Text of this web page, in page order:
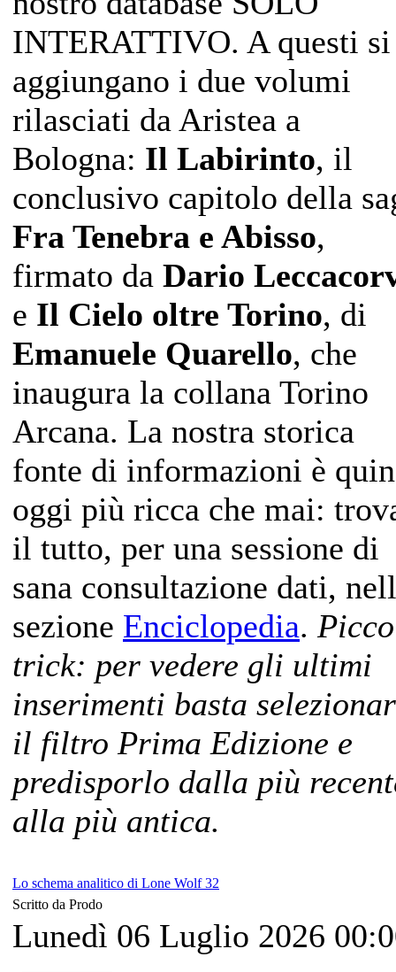
INTERATTIVO. A questi si
aggiungano i due volumi
rilasciati da Aristea a
Bologna: Il Labirinto, il
conclusivo capitolo della
Fra Tenebra e Abisso,
firmato da Dario
e Il Cielo oltre Torino, di
Emanuele Quarello, che
inaugura la collana Torino
Arcana. La nostra storica
fonte di informazioni è
oggi più ricca che mai:
il tutto, per una sessione di
sana consultazione dati,
sezione Enciclopedia.
trick: per vedere gli ultimi
inserimenti basta
il filtro Prima Edizione e
predisporlo dalla più
alla più antica.
Lo schema analitico di Lone Wolf 32
Scritto da Prodo
Lunedì 06 Luglio 2026